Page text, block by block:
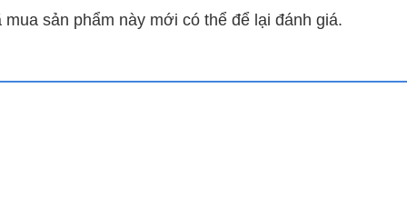
đa sắc trực quan sinh động, giúp dễ dàng nhận biết
sản phẩm này mới có thể để lại đánh giá.